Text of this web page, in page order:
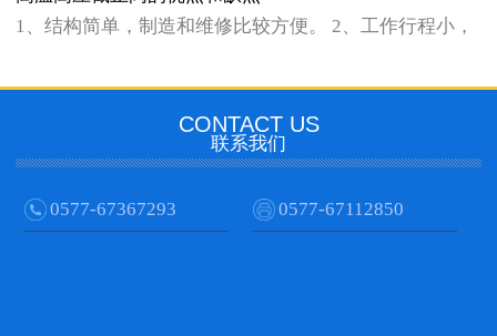
1、结构简单，制造和维修比较方便。 2、工作行程小，
CONTACT US
联系我们
0577-67367293 0577-67112850